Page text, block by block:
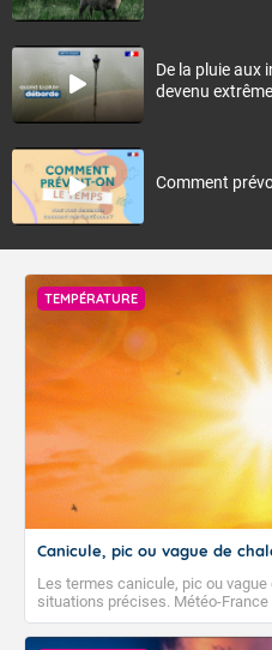
De la pluie aux
devenu extrême
Comment
TEMPÉRATURE
Canicule, pic ou vague de
Les termes canicule, pic ou
situations précises. Météo-
climatologiques pour évaluer et
peuvent avoir des impacts